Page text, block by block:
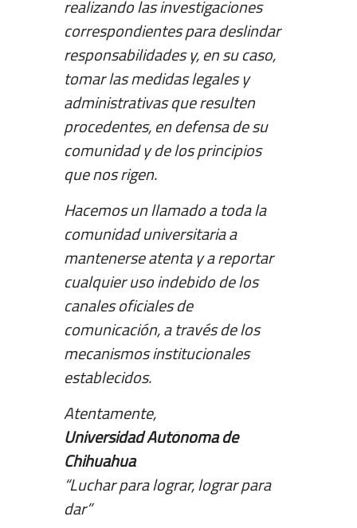
realizando las investigaciones
correspondientes para deslindar
responsabilidades y, en su caso,
tomar las medidas legales y
administrativas que resulten
procedentes, en defensa de su
comunidad y de los principios
que nos rigen.
Hacemos un llamado a toda la
comunidad universitaria a
mantenerse atenta y a reportar
cualquier uso indebido de los
canales oficiales de
comunicación, a través de los
mecanismos institucionales
establecidos.
Atentamente,
Universidad Autónoma de
Chihuahua
“Luchar para lograr, lograr para
dar”